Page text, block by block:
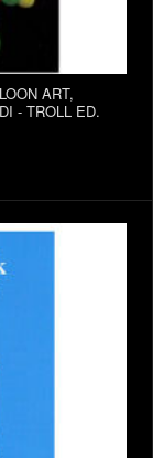
ART,
- TROLL ED.